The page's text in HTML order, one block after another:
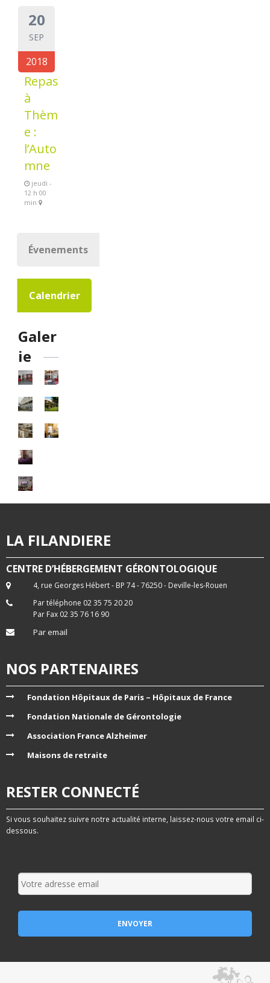
20
SEP
2018
Repas
à
Thèm
e :
l’Auto
mne
jeudi -
12 h 00
min
Évenements
Calendrier
Galer
ie
LA FILANDIERE
CENTRE D’HÉBERGEMENT GÉRONTOLOGIQUE
4, rue Georges Hébert - BP 74 - 76250 - Deville-les-Rouen
Par téléphone 02 35 75 20 20
Par Fax 02 35 76 16 90
Par email
NOS PARTENAIRES
Fondation Hôpitaux de Paris – Hôpitaux de France
Fondation Nationale de Gérontologie
Association France Alzheimer
Maisons de retraite
RESTER CONNECTÉ
Si vous souhaitez suivre notre actualité interne, laissez-nous votre email ci-
dessous.